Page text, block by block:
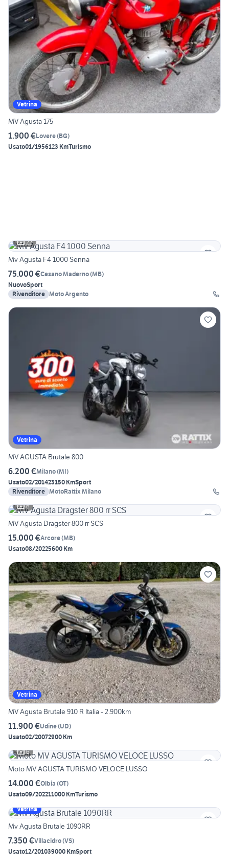
Vetrina
MV Agusta 175
1.900 €Lovere(BG)
Usato01/1956123 KmTurismo
22
Mv Agusta F4 1000 Senna
75.000 €Cesano Maderno(MB)
NuovoSport
Rivenditore Moto Argento
Vetrina
MV AGUSTA Brutale 800
6.200 €Milano(MI)
Usato02/201423150 KmSport
Rivenditore MotoRattix Milano
6
MV Agusta Dragster 800 rr SCS
15.000 €Arcore(MB)
Usato08/20225600 Km
Vetrina
MV Agusta Brutale 910 R Italia - 2.900km
11.900 €Udine(UD)
Usato02/20072900 Km
6
Moto MV AGUSTA TURISMO VELOCE LUSSO
14.000 €Olbia (OT)
Usato09/202211000 KmTurismo
Vetrina
Mv Agusta Brutale 1090RR
7.350 €Villacidro(VS)
Usato12/201039000 KmSport